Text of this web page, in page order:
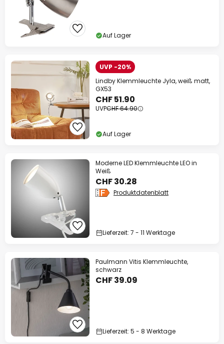
Auf Lager
UVP -20%
Lindby Klemmleuchte Jyla, weiß matt,
GX53
CHF 51.90
UVPCHF 64.90
Auf Lager
Moderne LED Klemmleuchte LEO in
Weiß
CHF 30.28
Produktdatenblatt
Lieferzeit: 7 - 11 Werktage
Paulmann Vitis Klemmleuchte,
schwarz
CHF 39.09
Lieferzeit: 5 - 8 Werktage